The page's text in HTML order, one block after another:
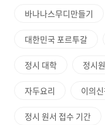
바나나스무디만들기
대한민국 포르투갈
정시 대학 정시
자두요리 이의
정시 원서 접수 기간